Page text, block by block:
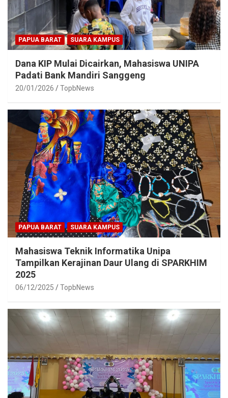
PAPUA BARAT SUARA KAMPUS
Dana KIP Mulai Dicairkan, Mahasiswa UNIPA
Padati Bank Mandiri Sanggeng
20/01/2026 TopbNews
PAPUA BARAT SUARA KAMPUS
Mahasiswa Teknik Informatika Unipa
Tampilkan Kerajinan Daur Ulang di SPARKHIM
2025
06/12/2025 TopbNews